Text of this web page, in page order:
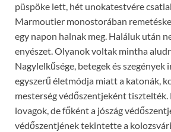
püspöke lett, hét unokatestvére
Marmoutier monostorában
egy napon halnak meg. Haláluk után
enyészet. Olyanok voltak mintha
Nagylelkűsége, betegek és szegények
egyszerű életmódja miatt a katonák,
mesterség védőszentjeként
lovagok, de főként a jószág
védőszentjének tekintette a